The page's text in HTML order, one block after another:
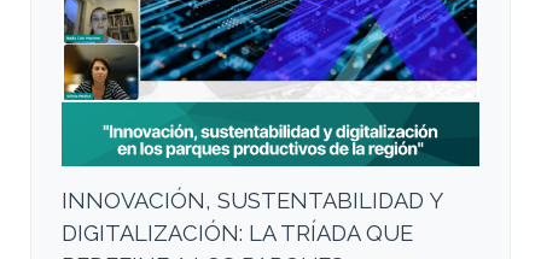
INNOVACIÓN, SUSTENTABILIDAD Y
DIGITALIZACIÓN: LA TRÍADA QUE